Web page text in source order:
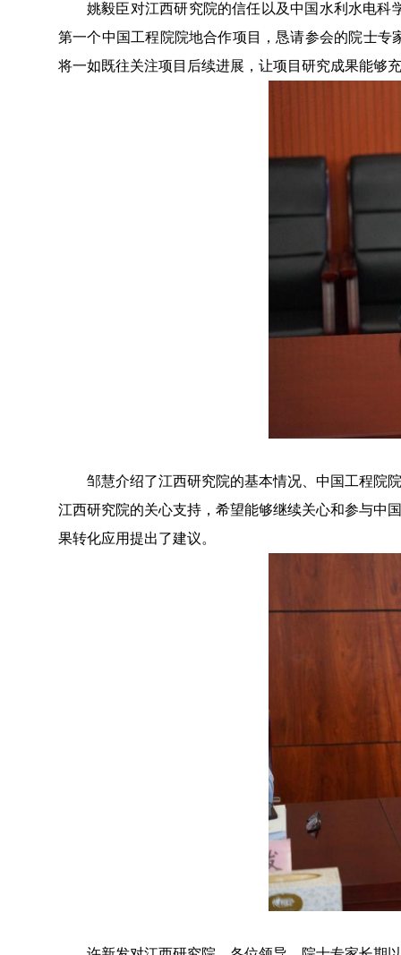
姚毅臣对江西研究院的信任以及中国水利水电科
第一个中国工程院院地合作项目
， 恳请参会的院士专
将一如既往关注项目 后续进展，让项目研究成果能够
邹慧介绍了江西研究院的基本情况
中国工程院
江西研究院的关心支持， 希望能够继续关心和参与中
果转化应用提出了建议。